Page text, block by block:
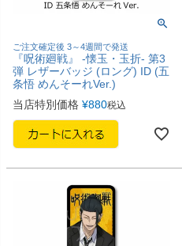
ご注文確定後 3～4週間で発送
『呪術廻戦』 -懐玉・玉折- 第3
弾 レザーバッジ (ロング) ID (五
条悟 めんそーれVer.)
当店特別価格 ¥880税込